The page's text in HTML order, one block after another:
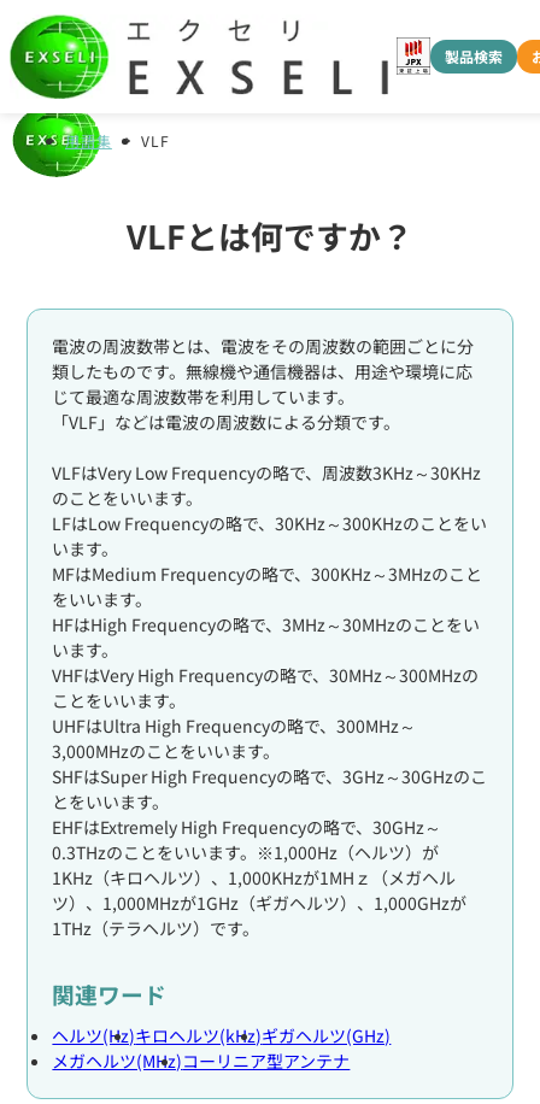
製品検索
用語集 VLF
VLFとは何ですか？
電波の周波数帯とは、電波をその周波数の範囲ごとに分
類したものです。無線機や通信機器は、用途や環境に応
じて最適な周波数帯を利用しています。
「VLF」などは電波の周波数による分類です。
VLFはVery Low Frequencyの略で、周波数3KHz～30KHz
のことをいいます。
LFはLow Frequencyの略で、30KHz～300KHzのことをい
います。
MFはMedium Frequencyの略で、300KHz～3MHzのこと
をいいます。
HFはHigh Frequencyの略で、3MHz～30MHzのことをい
います。
VHFはVery High Frequencyの略で、30MHz～300MHzの
ことをいいます。
UHFはUltra High Frequencyの略で、300MHz～
3,000MHzのことをいいます。
SHFはSuper High Frequencyの略で、3GHz～30GHzのこ
とをいいます。
EHFはExtremely High Frequencyの略で、30GHz～
0.3THzのことをいいます。※1,000Hz（ヘルツ）が
1KHz（キロヘルツ）、1,000KHzが1MHｚ（メガヘル
ツ）、1,000MHzが1GHz（ギガヘルツ）、1,000GHzが
1THz（テラヘルツ）です。
関連ワード
ヘルツ(Hz)キロヘルツ(kHz)ギガヘルツ(GHz)
メガヘルツ(MHz)コーリニア型アンテナ